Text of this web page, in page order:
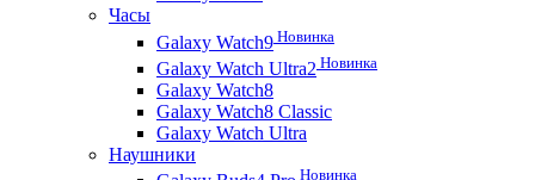
Часы
Galaxy Watch9 Новинка
Galaxy Watch Ultra2 Новинка
Galaxy Watch8
Galaxy Watch8 Classic
Galaxy Watch Ultra
Наушники
Новинка